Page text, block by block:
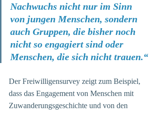
Nachwuchs nicht nur im Sinn
von jungen Menschen, sondern
auch Gruppen, die bisher noch
nicht so engagiert sind oder
Menschen, die sich nicht trauen.“
Der Freiwilligensurvey zeigt zum Beispiel,
dass das Engagement von Menschen mit
Zuwanderungsgeschichte und von den